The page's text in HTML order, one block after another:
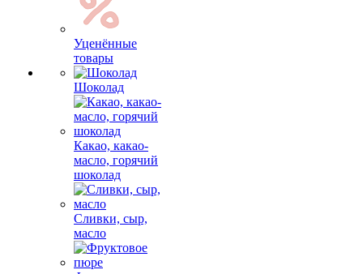
Уценённые
товары
Шоколад
Какао, какао-
масло, горячий
шоколад
Сливки, сыр,
масло